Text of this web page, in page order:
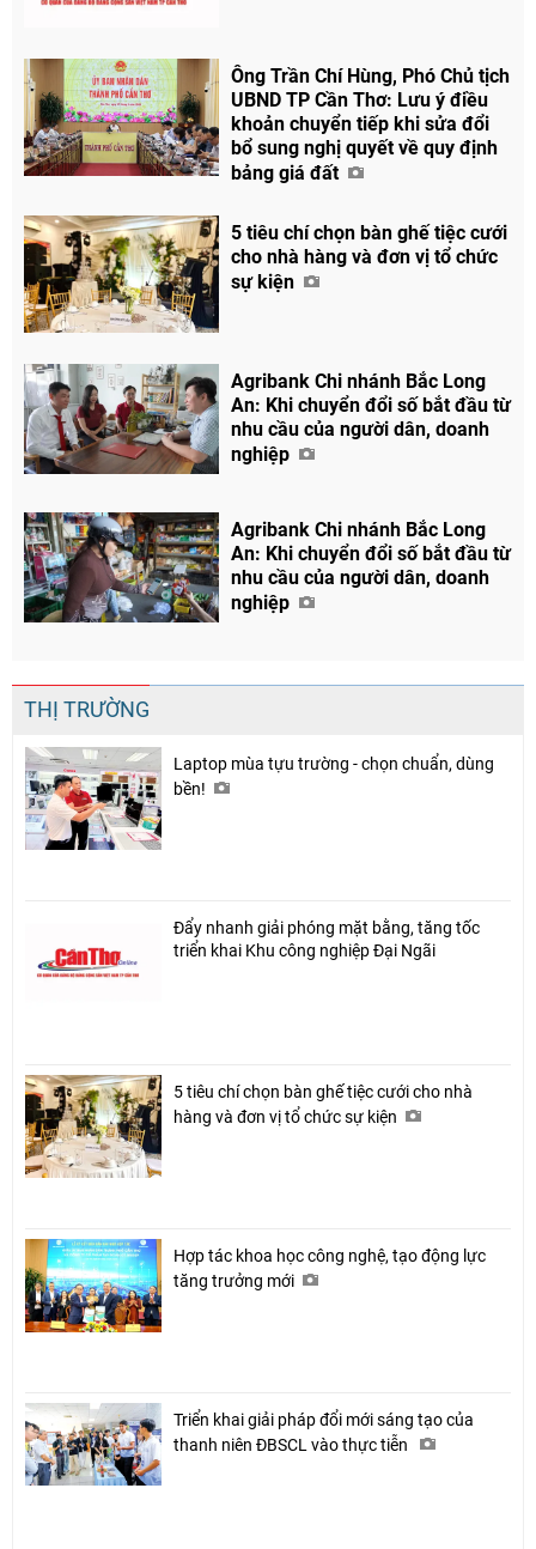
Ông Trần Chí Hùng, Phó Chủ tịch
UBND TP Cần Thơ: Lưu ý điều
khoản chuyển tiếp khi sửa đổi
bổ sung nghị quyết về quy định
bảng giá đất
5 tiêu chí chọn bàn ghế tiệc cưới
cho nhà hàng và đơn vị tổ chức
sự kiện
Agribank Chi nhánh Bắc Long
An: Khi chuyển đổi số bắt đầu từ
nhu cầu của người dân, doanh
nghiệp
Agribank Chi nhánh Bắc Long
An: Khi chuyển đổi số bắt đầu từ
nhu cầu của người dân, doanh
nghiệp
THỊ TRƯỜNG
Laptop mùa tựu trường - chọn chuẩn, dùng
bền!
Đẩy nhanh giải phóng mặt bằng, tăng tốc
triển khai Khu công nghiệp Đại Ngãi
5 tiêu chí chọn bàn ghế tiệc cưới cho nhà
hàng và đơn vị tổ chức sự kiện
Hợp tác khoa học công nghệ, tạo động lực
tăng trưởng mới
Triển khai giải pháp đổi mới sáng tạo của
thanh niên ĐBSCL vào thực tiễn